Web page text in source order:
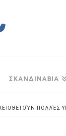
ΣΚΑΝΔΙΝΑΒΙΑ
ΠΟΛΛΈΣ